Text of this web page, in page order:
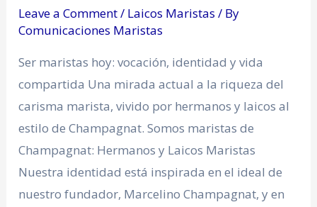
Leave a Comment/ Laicos Maristas / By
Comunicaciones Maristas
Ser maristas hoy: vocación, identidad y vida
compartida Una mirada actual a la riqueza del
carisma marista, vivido por hermanos y laicos al
estilo de Champagnat. Somos maristas de
Champagnat: Hermanos y Laicos Maristas
Nuestra identidad está inspirada en el ideal de
nuestro fundador, Marcelino Champagnat, y en